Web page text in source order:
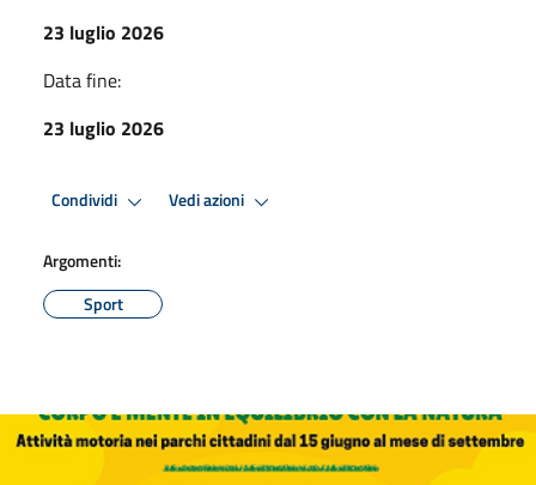
23 luglio 2026
Data fine:
23 luglio 2026
Condividi Vedi azioni
Argomenti:
Sport